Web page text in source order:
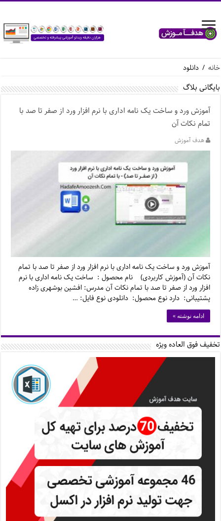
خانه / دانلود
بایگانی بلاگ
آموزش ورد و ساخت یک نامه اداری با نرم افزار ورد از صفر تا صد با
تمام نکات آن
هدف آموزش
آموزش ورد و ساخت یک نامه اداری با نرم افزار ورد از صفر تا صد با تمام
نکات آن (آموزش کاربردی) نام محصول : ساخت یک نامه اداری با نرم
افزار ورد از صفر تا صد با تمام نکات آن مدرس: افشین بوشهری زاده
پشتیبانی: دارد نوع محصول: دانلودی نوع فایل: …
ادامه نوشته »
تخفیف فوق العاده ویژه